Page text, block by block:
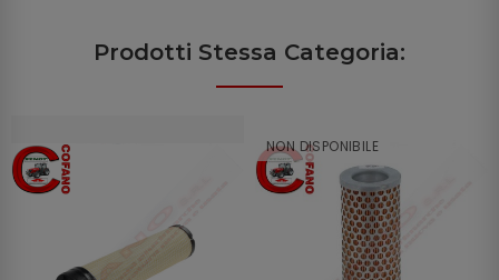
Prodotti Stessa Categoria:
NON DISPONIBILE